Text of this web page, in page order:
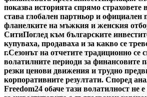
показва историята спрямо страховете
става глобален партньор и официален
фланелките на мъжкия и женския
СитиПоглед към българските
купуваха, продаваха и за какво се
г.Сезонът на отчетите традиционно се
волатилните периоди за финансовите
резки ценови движения и трудно
корпоративните резултати. Според
Freedom24 обаче тази волатилност не